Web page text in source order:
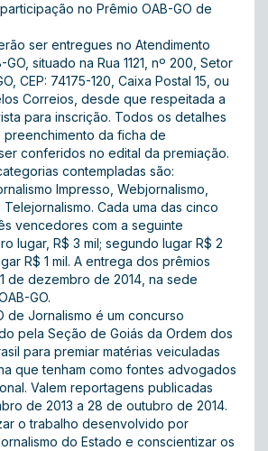
no Prêmio OAB-GO de
ser entregues no Atendimento
situado na Rua 1121, nº 200, Setor
CEP: 74175-120, Caixa Postal 15, ou
Correios, desde que respeitada a
para inscrição. Todos os detalhes
da ficha de
conferidos no edital da premiação.
contempladas são:
Impresso, Webjornalismo,
Cada uma das cinco
vencedores com a seguinte
lugar, R$ 3 mil; segundo lugar R$ 2
R$ 1 mil. A entrega dos prêmios
de dezembro de 2014, na sede
GO.
de Jornalismo é um concurso
pela Seção de Goiás da Ordem dos
para premiar matérias veiculadas
que tenham como fontes advogados
Valem reportagens publicadas
de 2013 a 28 de outubro de 2014.
o trabalho desenvolvido por
do Estado e conscientizar os